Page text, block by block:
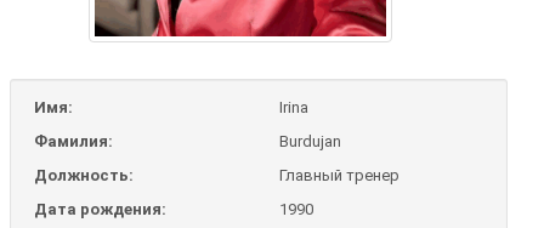
Имя:
Irina
Фамилия:
Burdujan
Должность:
Главный тренер
Дата рождения:
1990